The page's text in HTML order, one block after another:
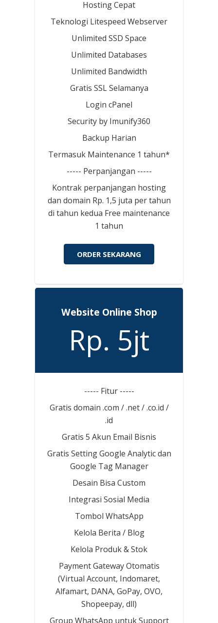
Hosting Cepat
Teknologi Litespeed Webserver
Unlimited SSD Space
Unlimited Databases
Unlimited Bandwidth
Gratis SSL Selamanya
Login cPanel
Security by Imunify360
Backup Harian
Termasuk Maintenance 1 tahun*
----- Perpanjangan -----
Kontrak perpanjangan hosting
dan domain Rp. 1,5 juta per tahun
di tahun kedua Free maintenance
1 tahun
ORDER SEKARANG
Website Online Shop
Rp. 5jt
----- Fitur -----
Gratis domain .com / .net / .co.id /
.id
Gratis 5 Akun Email Bisnis
Gratis Setting Google Analytic dan
Google Tag Manager
Desain Bisa Custom
Integrasi Sosial Media
Tombol WhatsApp
Kelola Berita / Blog
Kelola Produk & Stok
Payment Gateway Otomatis
(Virtual Account, Indomaret,
Alfamart, DANA, GoPay, OVO,
Shopeepay, dll)
Group WhatsApp untuk Support